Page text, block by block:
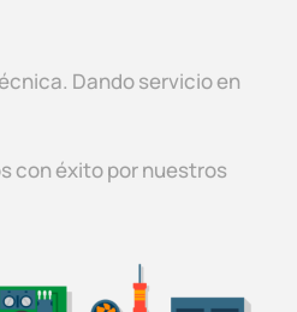
Dando servicio en
con éxito por nuestros